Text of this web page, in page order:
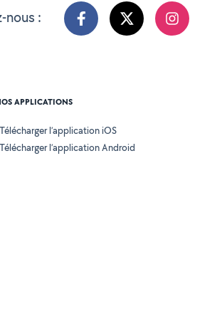
nous :
APPLICATIONS
Télécharger l’application iOS
Télécharger l’application Android